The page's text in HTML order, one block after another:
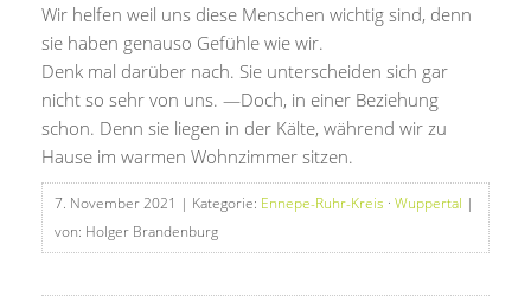
Wir helfen weil uns diese Menschen wichtig sind, denn
sie haben genauso Gefühle wie wir.
Denk mal darüber nach. Sie unterscheiden sich gar
nicht so sehr von uns. —Doch, in einer Beziehung
schon. Denn sie liegen in der Kälte, während wir zu
Hause im warmen Wohnzimmer sitzen.
7. November 2021 | Kategorie: Ennepe-Ruhr-Kreis · Wuppertal |
von: Holger Brandenburg